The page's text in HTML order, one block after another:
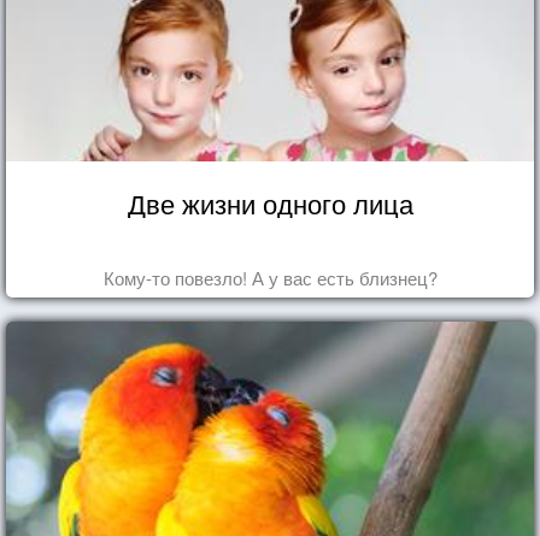
Две жизни одного лица
Кому-то повезло! А у вас есть близнец?